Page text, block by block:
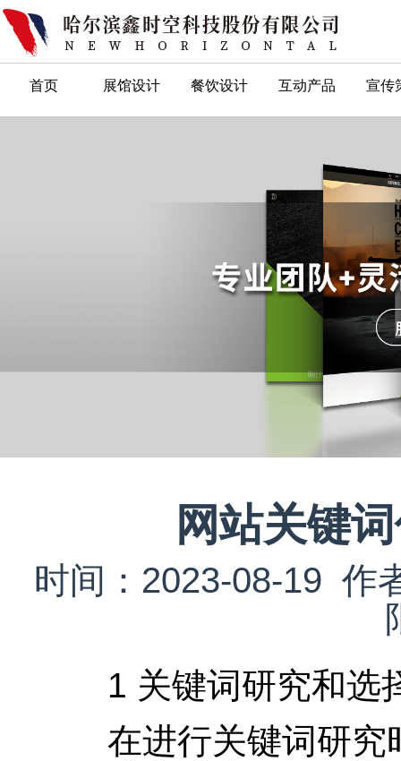
首页 展馆设计 餐饮设计 互动产品 宣传
网站关键
时间：2023-08-19 作
1 关键词研究和选
在进行关键词研究